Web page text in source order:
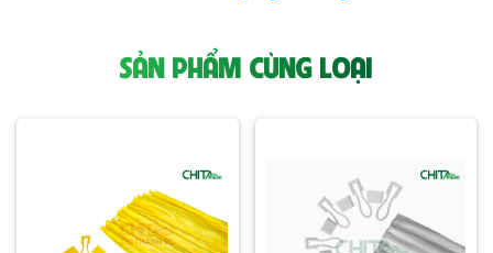
SẢN PHẨM CÙNG LOẠI